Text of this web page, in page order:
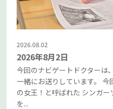
2026.08.02
2026年8月2日
今回のナビゲートドクターは
一緒にお送りしています。
の女王！と呼ばれた シンガ
を...